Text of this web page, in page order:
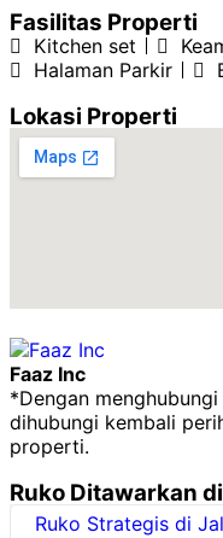
Fasilitas Properti
Kitchen set
Halaman Parkir
Lokasi Properti
Faaz Inc
*Dengan
dihubungi kembali
properti.
Ruko Ditawarkan
Ruko Strategis di